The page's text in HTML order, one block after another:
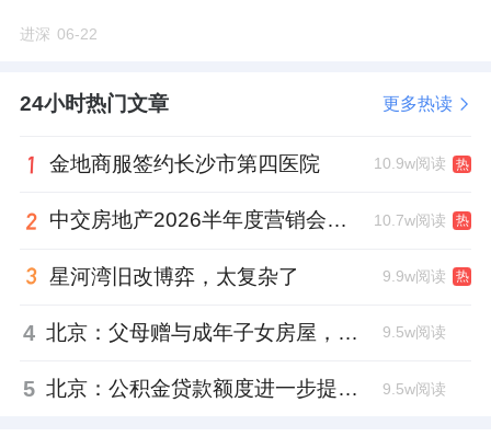
这个项目肥瘦搭配，开发起来有一定难度。其
业。
纯宅地只有南边两块，648地块
建面2.4万平
积率1.7
。
地块形状不规则，建筑
限高45米，可做洋房或
进深 06-22
24小时热门文章 更多热读
金地商服签约长沙市第四医院 10.9w阅读 热
中交房地产2026半年度营销会，绿城祝军现身了 10.7w阅读 热
星河湾旧改博弈，太复杂了 9.9w阅读 热
4 北京：父母赠与成年子女房屋，不再核验子女的购房资格 9.5w阅读
5 北京：公积金贷款额度进一步提高、最高可贷340万元 9.5w阅读